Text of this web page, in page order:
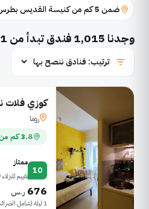
ضمن 5 كم من كنيسة القديس بطرس
وجدنا 1,015فندق تبدأ من 91 ر.س
كوزي فلات
روما
3.8 كم من كنيسة القديس بطرس
10
ممتاز
تقييم للنزلاء 9
676 ر.س
1 ليلة (شامل الضرائب) · 1 غرفة